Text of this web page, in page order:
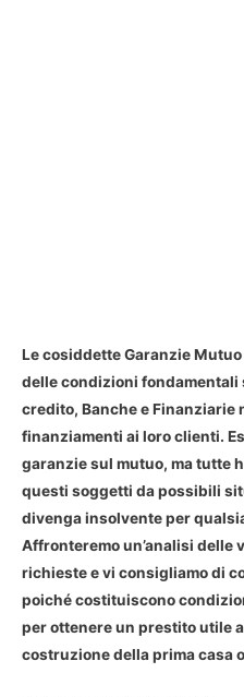
Le cosiddette Garanzie
delle condizioni fondamentali
credito, Banche e Finanziarie
finanziamenti ai loro clienti.
garanzie sul mutuo, ma tutte
questi soggetti da possibili
divenga insolvente per
Affronteremo un’analisi delle
richieste e vi consigliamo di
poiché costituiscono
per ottenere un prestito utile
costruzione della prima casa